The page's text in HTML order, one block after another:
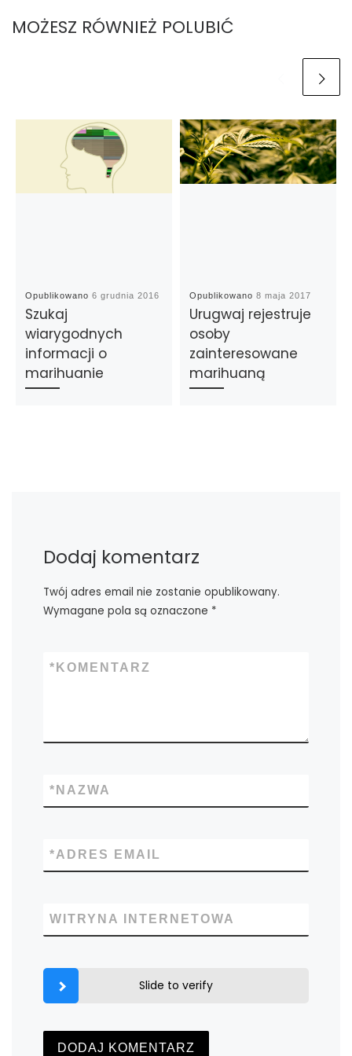
MOŻESZ RÓWNIEŻ POLUBIĆ
Opublikowano6 grudnia 2016
Szukaj
wiarygodnych
informacji o
marihuanie
Opublikowano8 maja 2017
Urugwaj rejestruje
osoby
zainteresowane
marihuaną
Dodaj komentarz
Twój adres email nie zostanie opublikowany.
Wymagane pola są oznaczone *
KOMENTARZ
*
NAZWA
*
ADRES EMAIL
*
WITRYNA INTERNETOWA
Slide to verify